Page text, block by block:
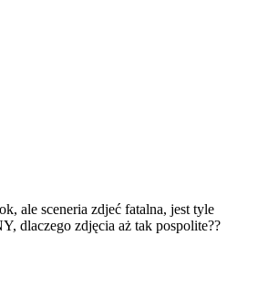
ale sceneria zdjeć fatalna, jest tyle
dlaczego zdjęcia aż tak pospolite??